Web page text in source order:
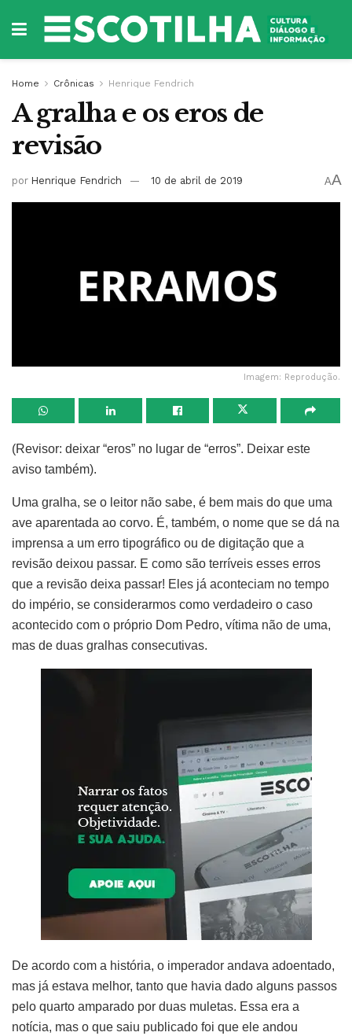
Home Crônicas Henrique Fendrich
A gralha e os eros de
revisão
por Henrique Fendrich 10 de abril de 2019 AA
Imagem: Reprodução.
(Revisor: deixar “eros” no lugar de “erros”. Deixar este
aviso também).
Uma gralha, se o leitor não sabe, é bem mais do que uma
ave aparentada ao corvo. É, também, o nome que se dá na
imprensa a um erro tipográfico ou de digitação que a
revisão deixou passar. E como são terríveis esses erros
que a revisão deixa passar! Eles já aconteciam no tempo
do império, se considerarmos como verdadeiro o caso
acontecido com o próprio Dom Pedro, vítima não de uma,
mas de duas gralhas consecutivas.
De acordo com a história, o imperador andava adoentado,
mas já estava melhor, tanto que havia dado alguns passos
pelo quarto amparado por duas muletas. Essa era a
notícia, mas o que saiu publicado foi que ele andou